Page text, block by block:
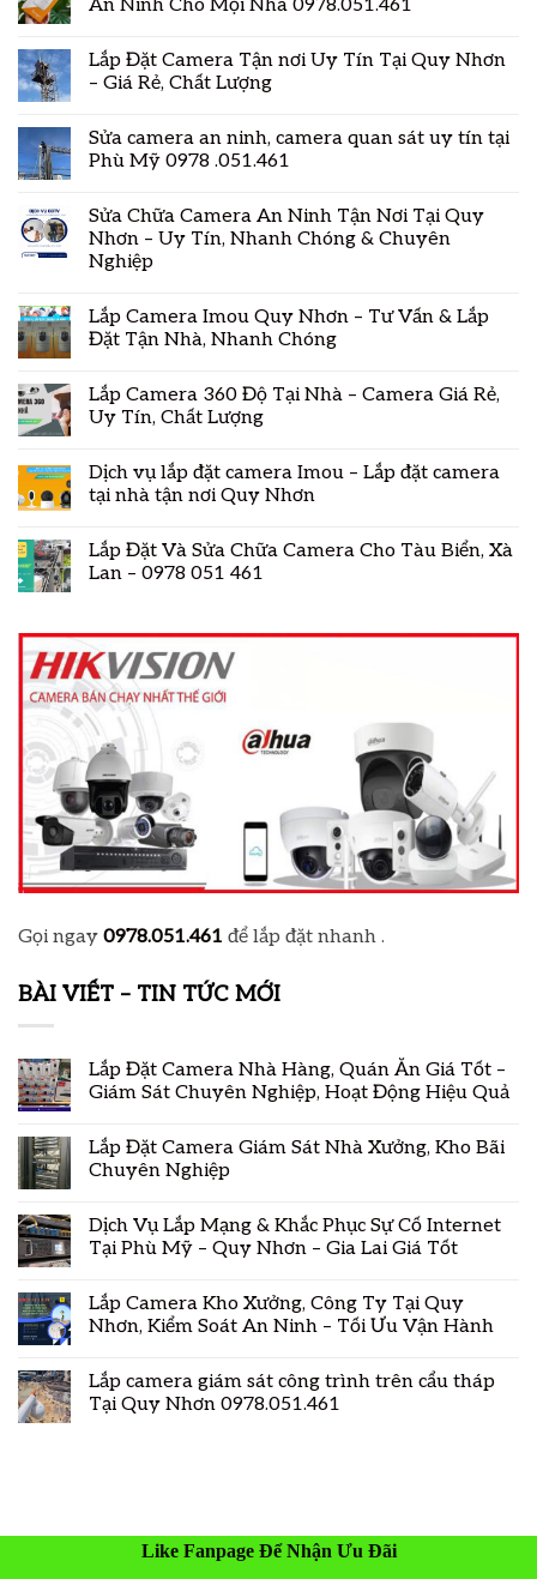
An Ninh Cho Mọi Nhà 0978.051.461
Lắp Đặt Camera Tận nơi Uy Tín Tại Quy Nhơn
– Giá Rẻ, Chất Lượng
Sửa camera an ninh, camera quan sát uy tín tại
Phù Mỹ 0978 .051.461
Sửa Chữa Camera An Ninh Tận Nơi Tại Quy
Nhơn – Uy Tín, Nhanh Chóng & Chuyên
Nghiệp
Lắp Camera Imou Quy Nhơn – Tư Vấn & Lắp
Đặt Tận Nhà, Nhanh Chóng
Lắp Camera 360 Độ Tại Nhà – Camera Giá Rẻ,
Uy Tín, Chất Lượng
Dịch vụ lắp đặt camera Imou – Lắp đặt camera
tại nhà tận nơi Quy Nhơn
Lắp Đặt Và Sửa Chữa Camera Cho Tàu Biển, Xà
Lan – 0978 051 461
Gọi ngay 0978.051.461 để lắp đặt nhanh .
BÀI VIẾT – TIN TỨC MỚI
Lắp Đặt Camera Nhà Hàng, Quán Ăn Giá Tốt –
Giám Sát Chuyên Nghiệp, Hoạt Động Hiệu Quả
Lắp Đặt Camera Giám Sát Nhà Xưởng, Kho Bãi
Chuyên Nghiệp
Dịch Vụ Lắp Mạng & Khắc Phục Sự Cố Internet
Tại Phù Mỹ – Quy Nhơn – Gia Lai Giá Tốt
Lắp Camera Kho Xưởng, Công Ty Tại Quy
Nhơn, Kiểm Soát An Ninh – Tối Ưu Vận Hành
Lắp camera giám sát công trình trên cẩu tháp
Tại Quy Nhơn 0978.051.461
Like Fanpage Để Nhận Ưu Đãi